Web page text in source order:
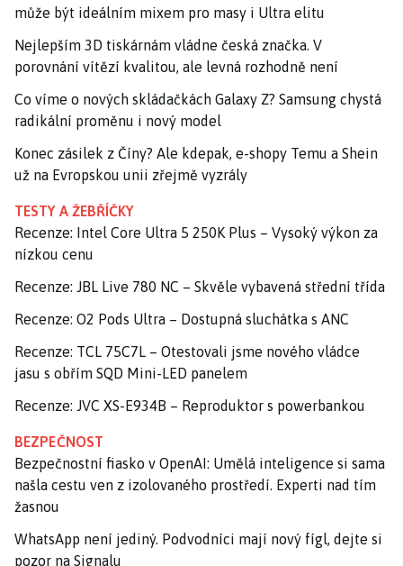
může být ideálním mixem pro masy i Ultra elitu
Nejlepším 3D tiskárnám vládne česká značka. V
porovnání vítězí kvalitou, ale levná rozhodně není
Co víme o nových skládačkách Galaxy Z? Samsung chystá
radikální proměnu i nový model
Konec zásilek z Číny? Ale kdepak, e-shopy Temu a Shein
už na Evropskou unii zřejmě vyzrály
TESTY A ŽEBŘÍČKY
Recenze: Intel Core Ultra 5 250K Plus – Vysoký výkon za
nízkou cenu
Recenze: JBL Live 780 NC – Skvěle vybavená střední třída
Recenze: O2 Pods Ultra – Dostupná sluchátka s ANC
Recenze: TCL 75C7L – Otestovali jsme nového vládce
jasu s obřím SQD Mini-LED panelem
Recenze: JVC XS-E934B – Reproduktor s powerbankou
BEZPEČNOST
Bezpečnostní fiasko v OpenAI: Umělá inteligence si sama
našla cestu ven z izolovaného prostředí. Experti nad tím
žasnou
WhatsApp není jediný. Podvodníci mají nový fígl, dejte si
pozor na Signalu